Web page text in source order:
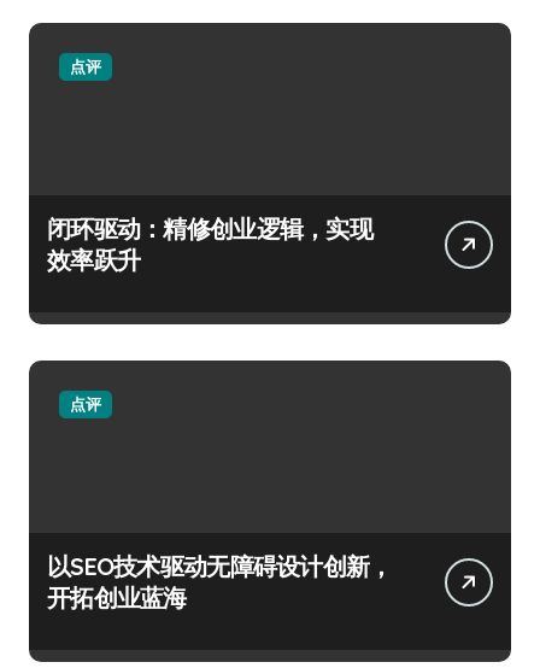
点评
闭环驱动：精修创业逻辑，实现
效率跃升
点评
以SEO技术驱动无障碍设计创新，
开拓创业蓝海